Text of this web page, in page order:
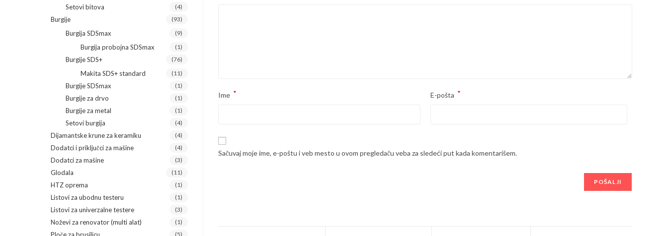
Ime * E-pošta *
Sačuvaj moje ime, e-poštu i veb mesto u ovom pregledaču veba za sledeći put kada komentarišem.
Setovi bitova (4)
Burgije (93)
Burgija SDSmax (9)
Burgija probojna SDSmax (1)
Burgije SDS+ (76)
Makita SDS+ standard (11)
Burgije SDSmax (1)
Burgije za drvo (1)
Burgije za metal (1)
Setovi burgija (4)
Dijamantske krune za keramiku (4)
Dodatci i priključci za mašine (4)
Dodatci za mašine (3)
Glodala (11)
HTZ oprema (1)
Listovi za ubodnu testeru (1)
Listovi za univerzalne testere (3)
Noževi za renovator (multi alat) (1)
(5)